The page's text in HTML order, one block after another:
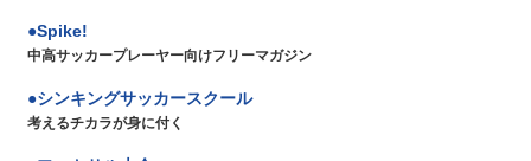
Spike!
中高サッカープレーヤー向けフリーマガジン
シンキングサッカースクール
考えるチカラが身に付く